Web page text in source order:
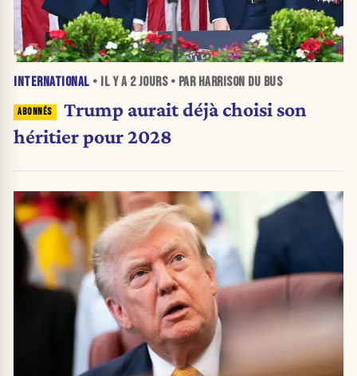
INTERNATIONAL • IL Y A 2 JOURS• PAR HARRISON DU BUS
Trump aurait déjà choisi son
héritier pour 2028